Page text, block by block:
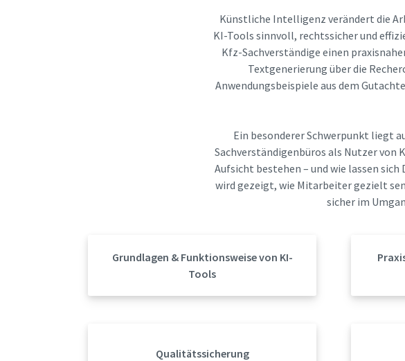
Künstliche Intelligenz verändert die
KI-Tools sinnvoll, rechtssicher und
Kfz-Sachverständige einen
Textgenerierung über die
Anwendungsbeispiele aus dem
Ein besonderer Schwerpunkt liegt
Sachverständigenbüros als Nutzer von
Aufsicht bestehen – und wie lassen
wird gezeigt, wie Mitarbeiter gezielt
sicher im
Grundlagen & Funktionsweise von KI-
Tools
Qualitätssicherung